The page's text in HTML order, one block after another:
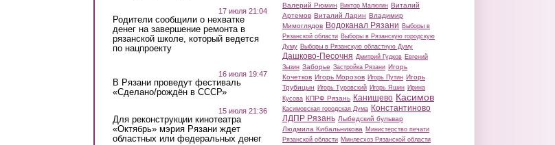
17 июля 21:04
Родители сообщили о нехватке
денег на завершение ремонта в
рязанской школе, который ведется
по нацпроекту
16 июля 19:47
В Рязани проведут фестиваль
«Сделано/рождён в СССР»
15 июля 21:36
Для реконструкции кинотеатра
«Октябрь» мэрия Рязани ждет
областных или федеральных денег
Валерий Рюмин Виктор Малюгин Виталий
Артемов Виталий Ларин Владимир
Мимоглядов Водоканал Рязани Выборы в
Рязанской области Выборы в Рязанскую городскую
Думу Выборы в Рязанскую областную Думу
Дашково-Песочня Дмитрий Гудков Евгений
Зызин Заборье Застройка Рязани Игорь
Кочетков Игорь Морозов Игорь Путин Игорь
Трубицын Игорь Туровский Игорь Яшин Ирина
Кусова КПРФ Рязань Канищево Касимов
Касимовская городская Дума Константиново
ЛДПР Рязань Лыбедский бульвар
Людмила Кибальникова Министерство печати
Рязанской области Минлесхоз Рязанской области